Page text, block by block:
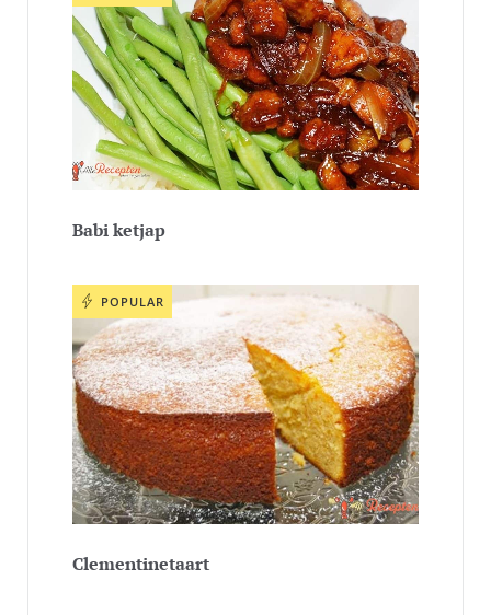
Babi ketjap
POPULAR
Clementinetaart